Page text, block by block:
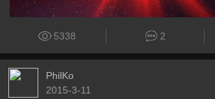
5338 2
PhilKo
2015-3-11